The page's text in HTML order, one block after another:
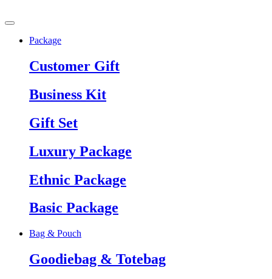
Package
Customer Gift
Business Kit
Gift Set
Luxury Package
Ethnic Package
Basic Package
Bag & Pouch
Goodiebag & Totebag